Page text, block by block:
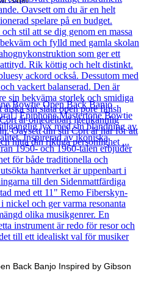
Back Banjo Inspired by Gibson